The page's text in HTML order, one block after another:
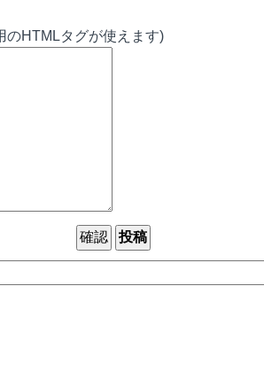
のHTMLタグが使えます)